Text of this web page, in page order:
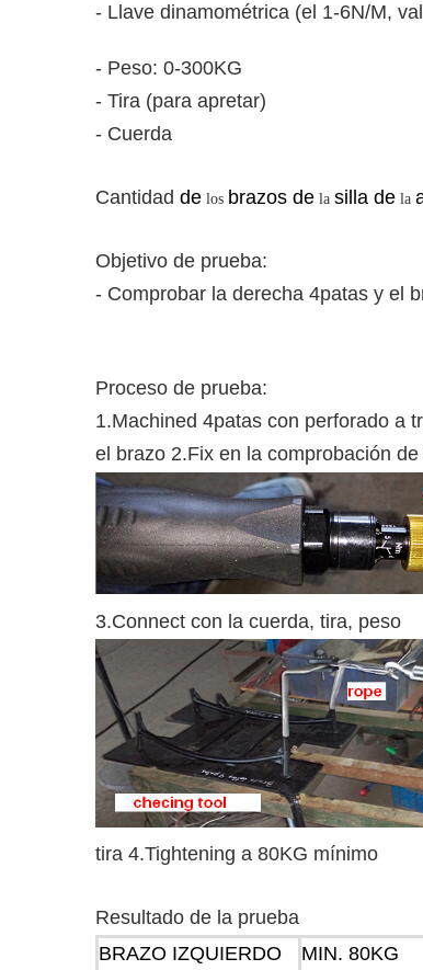
- Llave dinamométrica (el 1-6N/M,
- Peso: 0-300KG
- Tira (para apretar)
- Cuerda
Cantidad de los brazos de la silla de la
Objetivo de prueba:
- Comprobar la derecha 4patas y el
Proceso de prueba:
1.Machined 4patas con perforado a
el brazo 2.Fix en la comprobación
3.Connect con la cuerda, tira, peso
tira 4.Tightening a 80KG mínimo
Resultado de la prueba
BRAZO IZQUIERDO
MIN. 80KG